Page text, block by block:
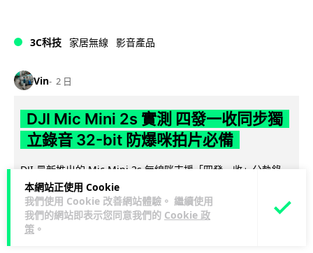
本網站正使用 Cookie
我們使用 Cookie 改善網站體驗。 繼續使用
我們的網站即表示您同意我們的 Cookie 政
策 。
3C科技 家居無線 影音產品
Vin 2 日
DJI Mic Mini 2s 實測 四發一收同步獨
立錄音 32-bit 防爆咪拍片必備
DJI 最新推出的 Mic Mini 2s 無線咪支援「四發一收」分軌錄
音，並首度下放 32-bit Float 浮點內錄功能。本文經實測其...
閱讀全文
253